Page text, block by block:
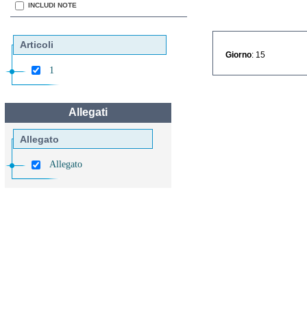
INCLUDI NOTE
Articoli
1
Allegati
Allegato
Allegato
Giorno : 15